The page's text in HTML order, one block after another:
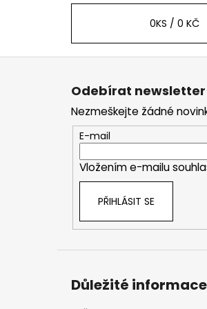
0KS / 0 KČ
Odebírat newsletter
Nezmeškejte žádné
E-mail
Vložením e-mailu
PŘIHLÁSIT SE
Důležité informace